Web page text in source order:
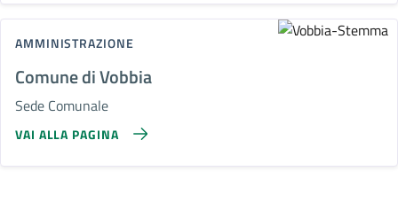
AMMINISTRAZIONE
Comune di Vobbia
Sede Comunale
VAI ALLA PAGINA